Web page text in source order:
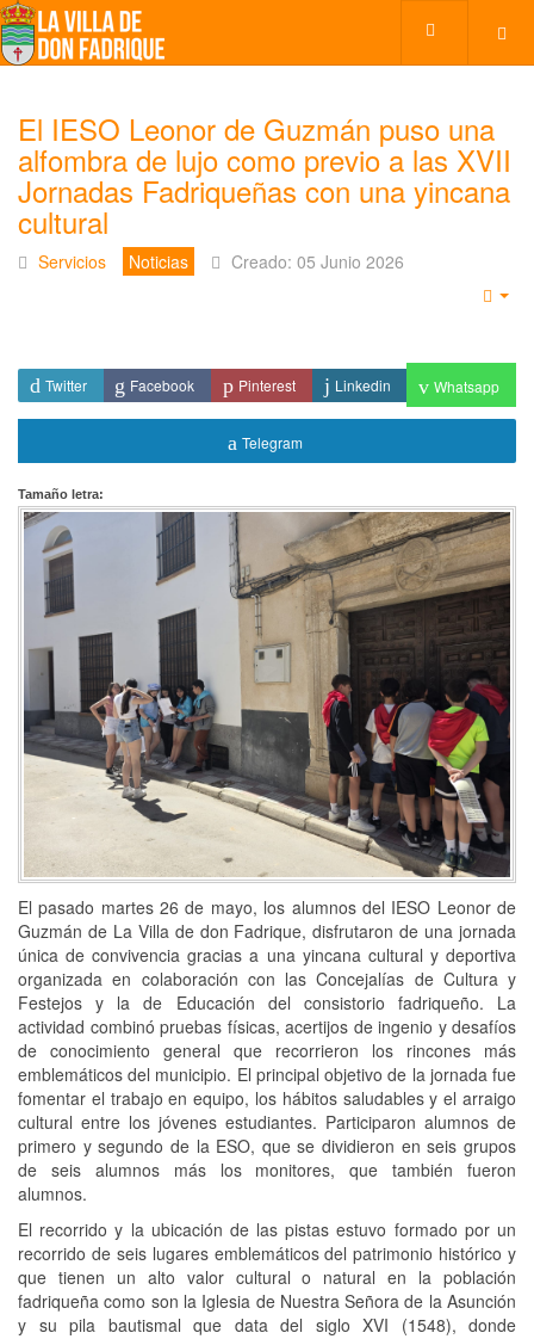
El IESO Leonor de Guzmán puso una
alfombra de lujo como previo a las XVII
Jornadas Fadriqueñas con una yincana
cultural
Servicios Noticias Creado: 05 Junio 2026
Twitter Facebook Pinterest Linkedin Whatsapp
Telegram
Tamaño letra:
El pasado martes 26 de mayo, los alumnos del IESO Leonor de
Guzmán de La Villa de don Fadrique, disfrutaron de una jornada
única de convivencia gracias a una yincana cultural y deportiva
organizada en colaboración con las Concejalías de Cultura y
Festejos y la de Educación del consistorio fadriqueño. La
actividad combinó pruebas físicas, acertijos de ingenio y desafíos
de conocimiento general que recorrieron los rincones más
emblemáticos del municipio. El principal objetivo de la jornada fue
fomentar el trabajo en equipo, los hábitos saludables y el arraigo
cultural entre los jóvenes estudiantes. Participaron alumnos de
primero y segundo de la ESO, que se dividieron en seis grupos
de seis alumnos más los monitores, que también fueron
alumnos.
El recorrido y la ubicación de las pistas estuvo formado por un
recorrido de seis lugares emblemáticos del patrimonio histórico y
que tienen un alto valor cultural o natural en la población
fadriqueña como son la Iglesia de Nuestra Señora de la Asunción
y su pila bautismal que data del siglo XVI (1548), donde